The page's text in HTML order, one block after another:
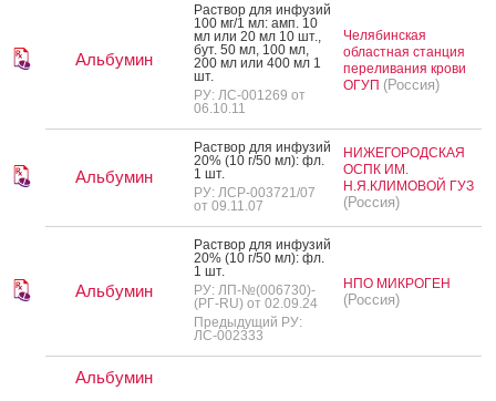
Альбумин
Рас­твор для ин­фу­зий
100 мг/1 мл: амп. 10
мл или 20 мл 10 шт.,
бут. 50 мл, 100 мл,
200 мл или 400 мл 1
шт.
РУ: ЛС-001269 от
06.10.11
Челябинская
областная станция
переливания крови
ОГУП (Россия)
Альбумин
Рас­твор для ин­фу­зий
20% (10 г/50 мл): фл.
1 шт.
РУ: ЛСР-003721/07
от 09.11.07
НИЖЕГОРОДСКАЯ
ОСПК ИМ.
Н.Я.КЛИМОВОЙ ГУЗ
(Россия)
Альбумин
Рас­твор для ин­фу­зий
20% (10 г/50 мл): фл.
1 шт.
РУ: ЛП-№(006730)-
(РГ-RU) от 02.09.24
Предыдущий РУ:
ЛС-002333
НПО МИКРОГЕН
(Россия)
Альбумин